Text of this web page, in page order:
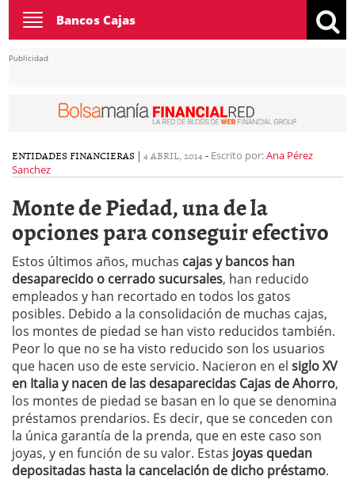
Toggle
navigation
Bancos Cajas
Publicidad
ENTIDADES FINANCIERAS | 4 ABRIL, 2014- Escrito por:Ana Pérez
Sanchez
Monte de Piedad, una de la
opciones para conseguir efectivo
Estos últimos años, muchas cajas y bancos han
desaparecido o cerrado sucursales, han reducido
empleados y han recortado en todos los gatos
posibles. Debido a la consolidación de muchas cajas,
los montes de piedad se han visto reducidos también.
Peor lo que no se ha visto reducido son los usuarios
que hacen uso de este servicio. Nacieron en el siglo XV
en Italia y nacen de las desaparecidas Cajas de Ahorro,
los montes de piedad se basan en lo que se denomina
préstamos prendarios. Es decir, que se conceden con
la única garantía de la prenda, que en este caso son
joyas, y en función de su valor. Estas joyas quedan
depositadas hasta la cancelación de dicho préstamo.